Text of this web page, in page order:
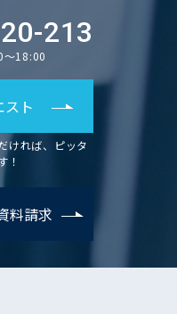
213
～18:00
スト
ければ、ピッタ
！
料請求